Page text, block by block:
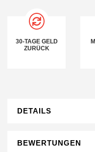
30-TAGE GELD
ZURÜCK
DETAILS
BEWERTUNGEN